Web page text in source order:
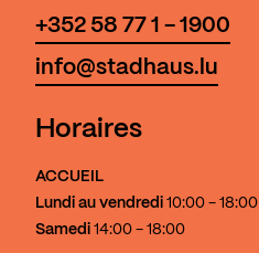
+352 58 77 1 - 1900
info@stadhaus.lu
Horaires
ACCUEIL
Lundi au vendredi 10:00 - 18:00
Samedi 14:00 - 18:00